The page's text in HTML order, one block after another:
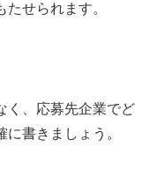
せられます。
く、応募先企業でど
書きましょう。